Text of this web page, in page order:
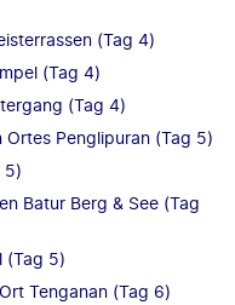
(Tag 4)
(Tag 4)
(Tag 4)
Penglipuran (Tag 5)
5)
Batur Berg & See (Tag
(Tag 5)
Tenganan (Tag 6)